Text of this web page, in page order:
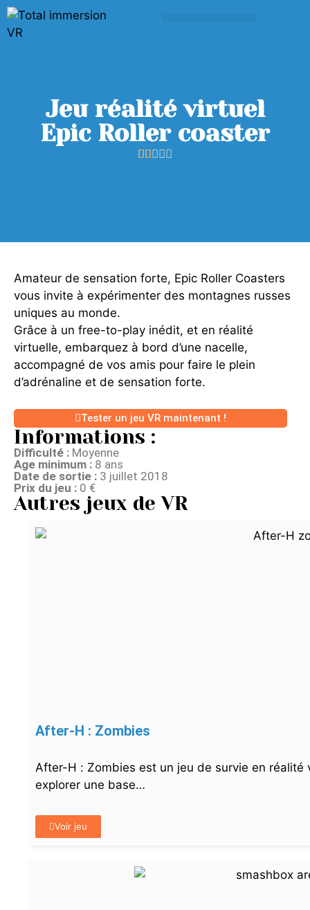
Jeu réalité virtuel
Epic Roller coaster

Amateur de sensation forte, Epic Roller Coasters
vous invite à expérimenter des montagnes russes
uniques au monde.
Grâce à un free-to-play inédit, et en réalité
virtuelle, embarquez à bord d’une nacelle,
accompagné de vos amis pour faire le plein
d’adrénaline et de sensation forte.
Tester un jeu VR maintenant !
Informations :
Difficulté : Moyenne
Age minimum : 8 ans
Date de sortie : 3 juillet 2018
Prix du jeu : 0 €
Autres jeux de VR
After-H : Zombies
After-H : Zombies est un jeu de survie en
explorer une base…
Voir jeu